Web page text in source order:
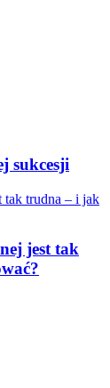
sukcesji
jest tak